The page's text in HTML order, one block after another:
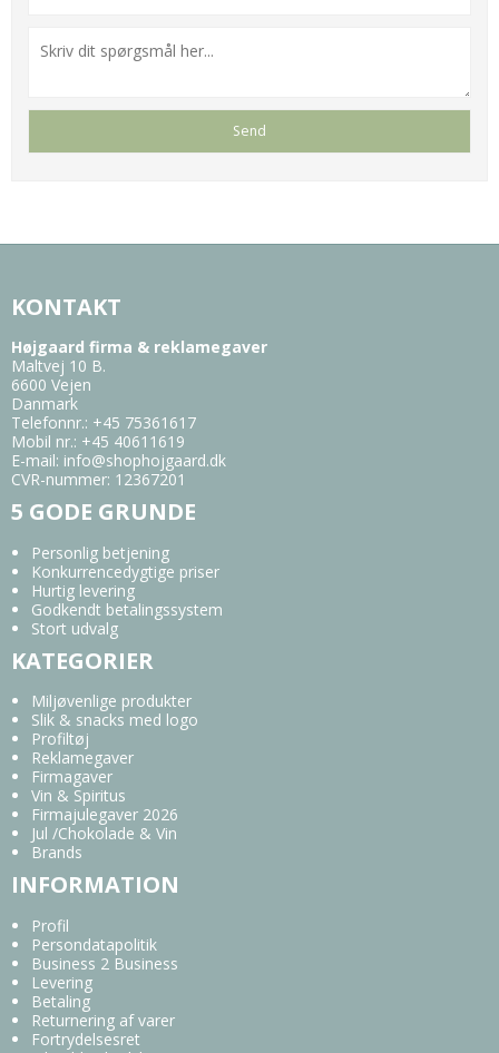
KONTAKT
Højgaard firma & reklamegaver
Maltvej 10 B.
6600 Vejen
Danmark
Telefonnr.: +45 75361617
Mobil nr.: +45 40611619
E-mail: info@shophojgaard.dk
CVR-nummer: 12367201
5 GODE GRUNDE
Personlig betjening
Konkurrencedygtige priser
Hurtig levering
Godkendt betalingssystem
Stort udvalg
KATEGORIER
Miljøvenlige produkter
Slik & snacks med logo
Profiltøj
Reklamegaver
Firmagaver
Vin & Spiritus
Firmajulegaver 2026
Jul /Chokolade & Vin
Brands
INFORMATION
Profil
Persondatapolitik
Business 2 Business
Levering
Betaling
Returnering af varer
Fortrydelsesret